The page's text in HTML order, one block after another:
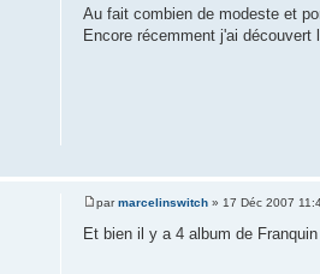
Au fait combien de modeste et
Encore récemment j'ai
parmarcelinswitch» 17 Déc 2007
Et bien il y a 4 album de